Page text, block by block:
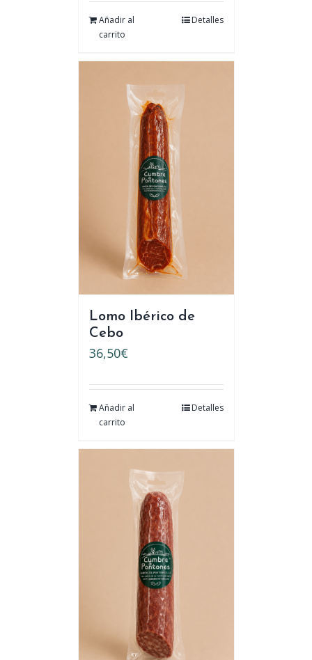
Añadir al
carrito
Detalles
Lomo Ibérico de
Cebo
36,50€
Añadir al
carrito
Detalles